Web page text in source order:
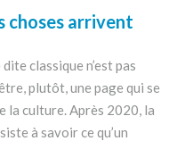
choses arrivent
classique n’est pas
plutôt, une page qui se
la culture. Après 2020, la
à savoir ce qu’un